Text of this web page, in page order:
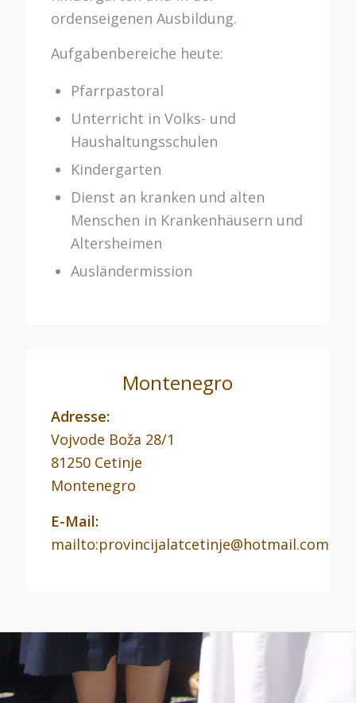
ordenseigenen Ausbildung.
Aufgabenbereiche heute:
Pfarrpastoral
Unterricht in Volks- und
Haushaltungsschulen
Kindergarten
Dienst an kranken und alten
Menschen in Krankenhäusern und
Altersheimen
Ausländermission
Montenegro
Adresse:
Vojvode Boža 28/1
81250 Cetinje
Montenegro
E-Mail:
mailto:provincijalatcetinje@hotmail.com